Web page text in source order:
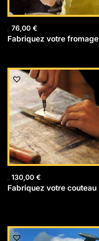
76,00 €
Fabriquez votre fromage
130,00 €
Fabriquez votre couteau